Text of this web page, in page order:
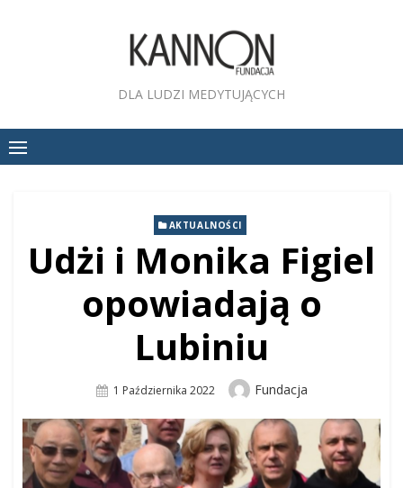
DLA LUDZI MEDYTUJĄCYCH
AKTUALNOŚCI
Udżi i Monika Figiel
opowiadają o
Lubiniu
Posted
1 Października 2022 Author
Fundacja